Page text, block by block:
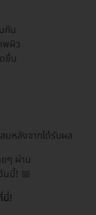
กัน
พผิว
ชื่น
มหลังจากได้รับผล
ยๆ ผ่าน
นนี้! 📅
นี่!